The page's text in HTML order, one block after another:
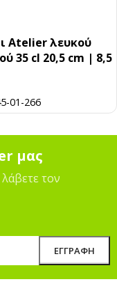
Atelier λευκού
35 cl 20,5 cm | 8,5
01-266
μας
τον